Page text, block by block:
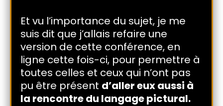
Et vu l’importance du sujet, je me
suis dit que j’allais refaire une
version de cette conférence, en
ligne cette fois-ci, pour permettre à
toutes celles et ceux qui n’ont pas
pu être présent d’aller eux aussi à
la rencontre du langage pictural.